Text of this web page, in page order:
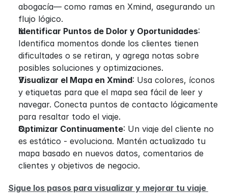
abogacía— como ramas en Xmind, asegurando un
flujo lógico.
Identificar Puntos de Dolor y Oportunidades:
Identifica momentos donde los clientes tienen
dificultades o se retiran, y agrega notas sobre
posibles soluciones y optimizaciones.
Visualizar el Mapa en Xmind: Usa colores, íconos
y etiquetas para que el mapa sea fácil de leer y
navegar. Conecta puntos de contacto lógicamente
para resaltar todo el viaje.
Optimizar Continuamente: Un viaje del cliente no
es estático - evoluciona. Mantén actualizado tu
mapa basado en nuevos datos, comentarios de
clientes y objetivos de negocio.
Sigue los pasos para visualizar y mejorar tu viaje